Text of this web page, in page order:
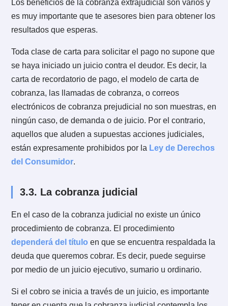
Bloqueo de cuentas bancarias.
Cómo protestar una factura en Dicom
Carta de Cobranza extrajudicial.
Cobranza administrativa.
Negociaciones de todo tipo.
Llamadas y correos electrónicos de servicios de
cobranza.
Cobranza online.
Todos estos métodos presionan al deudor para que
pague o para que acceda a entablar algún tipo de
negociación con el acreedor y así pactar un nuevo
método de pago.
Los beneficios de unacobranza extrajudicialson
siguientes: